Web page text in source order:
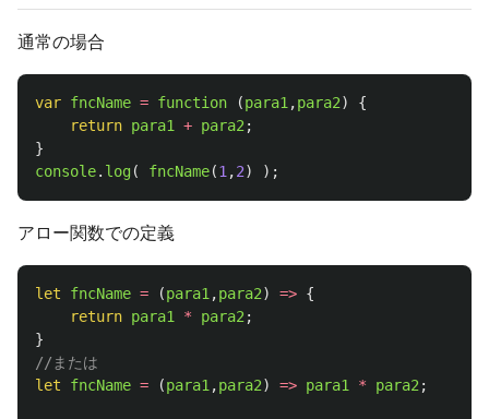
通常の場合
var fncName = function (para1 ,para2)
{
return para1 + para2 ;
}
console. log( fncName(1 ,2) );
アロー関数での定義
let fncName = (para1 ,para2) => {
return para1 * para2 ;
}
//または
let
fncName = (para1 ,para2) => para1 * para2 ;